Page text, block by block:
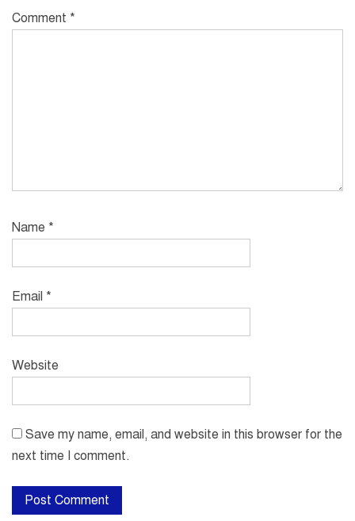
Comment *
Name *
Email *
Website
Save my name, email, and website in this browser for the
next time I comment.